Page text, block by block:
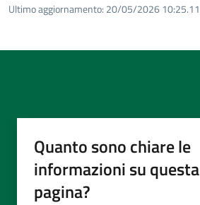
Ultimo aggiornamento: 20/05/2026 10:25.11
Quanto sono chiare le
informazioni su questa
pagina?